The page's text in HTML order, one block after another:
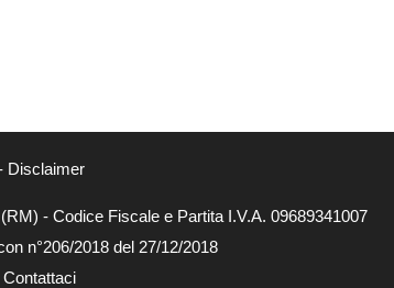
Disclaimer
- Codice Fiscale e Partita I.V.A. 09689341007
n°206/2018 del 27/12/2018
Contattaci